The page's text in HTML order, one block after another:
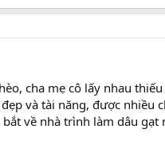
cha mẹ cô lấy nhau
và tài năng, được nhiều
về nhà trình làm dâu gạt